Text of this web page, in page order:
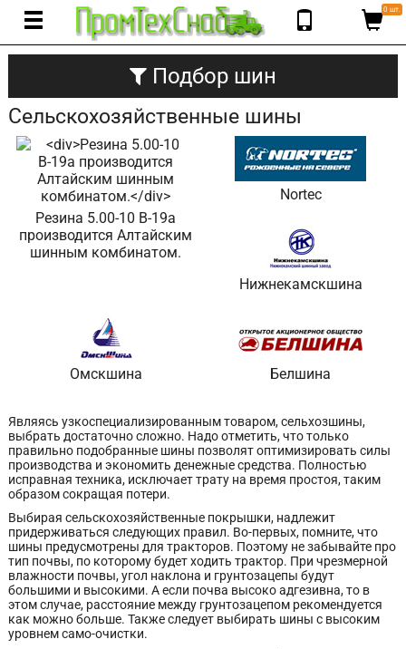
0 шт.
Подбор шин
Сельскохозяйственные шины
Резина 5.00-10 В-19а
производится Алтайским
шинным комбинатом.
Nortec
Нижнекамскшина
Омскшина Белшина
Являясь узкоспециализированным товаром, сельхозшины,
выбрать достаточно сложно. Надо отметить, что только
правильно подобранные шины позволят оптимизировать силы
производства и экономить денежные средства. Полностью
исправная техника, исключает трату на время простоя, таким
образом сокращая потери.
Выбирая сельскохозяйственные покрышки, надлежит
придерживаться следующих правил. Во-первых, помните, что
шины предусмотрены для тракторов. Поэтому не забывайте про
тип почвы, по которому будет ходить трактор. При чрезмерной
влажности почвы, угол наклона и грунтозацепы будут
большими и высокими. А если почва высоко адгезивна, то в
этом случае, расстояние между грунтозацепом рекомендуется
как можно больше. Также следует выбирать шины с высоким
уровнем само-очистки.